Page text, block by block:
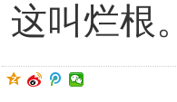
这叫烂根